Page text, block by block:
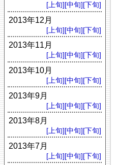
[上旬][中旬][下旬]
2013年12月
[上旬][中旬][下旬]
2013年11月
[上旬][中旬][下旬]
2013年10月
[上旬][中旬][下旬]
2013年9月
[上旬][中旬][下旬]
2013年8月
[上旬][中旬][下旬]
2013年7月
[上旬][中旬][下旬]